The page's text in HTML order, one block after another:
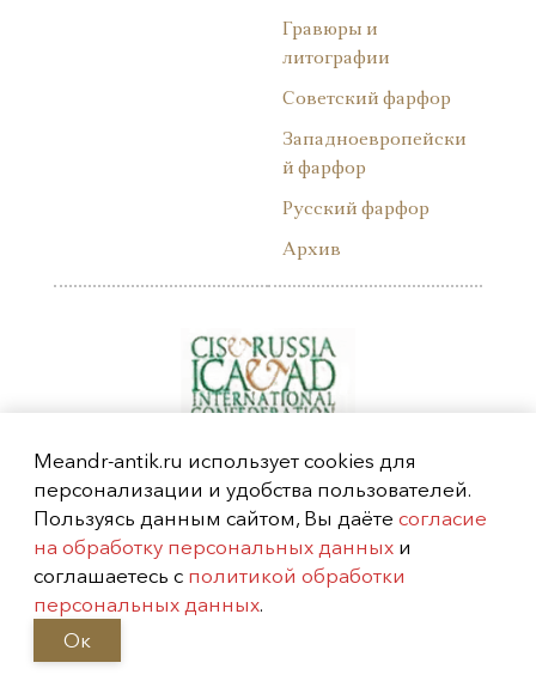
Гравюры и
литографии
Советский фарфор
Западноевропейски
й фарфор
Русский фарфор
Архив
Meandr-antik.ru использует cookies для
персонализации и удобства пользователей.
Пользуясь данным сайтом, Вы даёте согласие
на обработку персональных данных и
соглашаетесь с политикой обработки
персональных данных.
Ок